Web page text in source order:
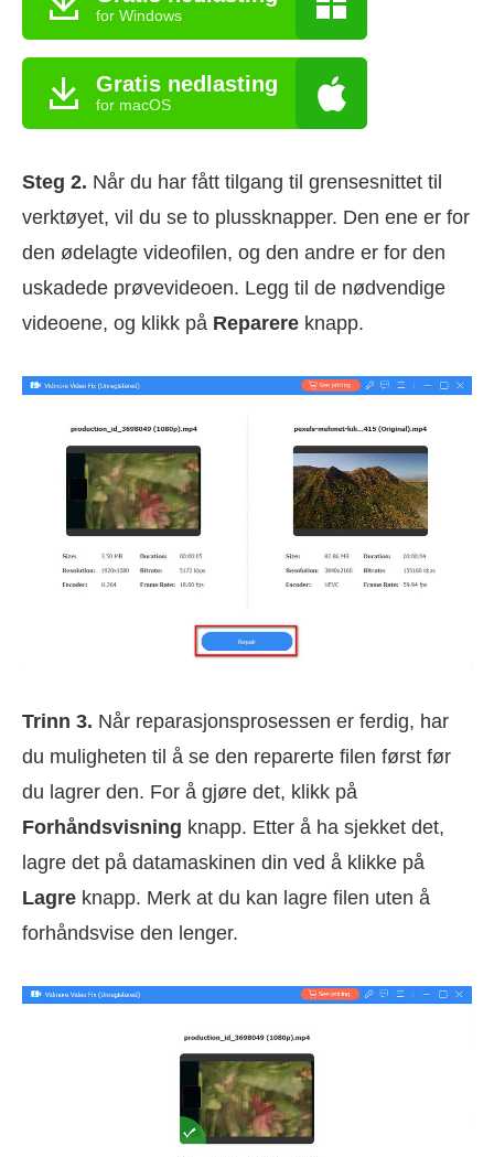
for Windows
Gratis nedlasting
for macOS
Steg 2. Når du har fått tilgang til grensesnittet til
verktøyet, vil du se to plussknapper. Den ene er for
den ødelagte videofilen, og den andre er for den
uskadede prøvevideoen. Legg til de nødvendige
videoene, og klikk på Reparere knapp.
Trinn 3. Når reparasjonsprosessen er ferdig, har
du muligheten til å se den reparerte filen først før
du lagrer den. For å gjøre det, klikk på
Forhåndsvisning knapp. Etter å ha sjekket det,
lagre det på datamaskinen din ved å klikke på
Lagre knapp. Merk at du kan lagre filen uten å
forhåndsvise den lenger.